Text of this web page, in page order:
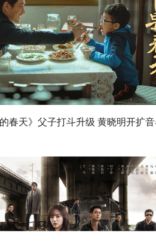
春天》父子打斗升级 黄晓明开扩